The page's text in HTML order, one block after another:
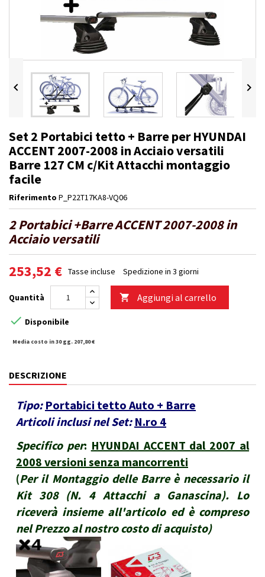
 
Set 2 Portabici tetto + Barre per HYUNDAI
ACCENT 2007-2008 in Acciaio versatili
Barre 127 CM c/Kit Attacchi montaggio
facile
Riferimento P_P22T17KA8-VQ06
2 Portabici +Barre ACCENT 2007-2008 in
Acciaio versatili
253,52 € Tasse incluse Spedizione in 3 giorni
Quantità  Aggiungi al carrello
 Disponibile
Media costo in 30 gg. 207,80 €
DESCRIZIONE
Tipo: Portabici tetto Auto + Barre
Articoli inclusi nel Set: N.ro 4
Specifico per: HYUNDAI ACCENT dal 2007 al
2008 versioni senza mancorrenti
(Per il Montaggio delle Barre è necessario il
Kit 308 (N. 4 Attacchi a Ganascina). Lo
riceverà insieme all'articolo ed è compreso
nel Prezzo al nostro costo di acquisto)